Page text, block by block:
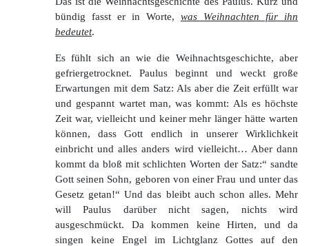
bündig fasst er in Worte, was Weihnachten für ihn
bedeutet.
Es fühlt sich an wie die Weihnachtsgeschichte, aber
gefriergetrocknet. Paulus beginnt und weckt große
Erwartungen mit dem Satz: Als aber die Zeit erfüllt war
und gespannt wartet man, was kommt: Als es höchste
Zeit war, vielleicht und keiner mehr länger hätte warten
können, dass Gott endlich in unserer Wirklichkeit
einbricht und alles anders wird vielleicht… Aber dann
kommt da bloß mit schlichten Worten der Satz:“ sandte
Gott seinen Sohn, geboren von einer Frau und unter das
Gesetz getan!“ Und das bleibt auch schon alles. Mehr
will Paulus darüber nicht sagen, nichts wird
ausgeschmückt. Da kommen keine Hirten, und da
singen keine Engel im Lichtglanz Gottes auf den